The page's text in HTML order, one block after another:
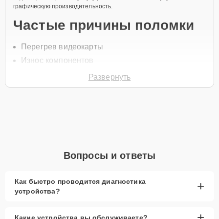
графическую производительность.
Частые причины поломки
Перегрев видеокарты
Износ компонентов
Механические повреждения
Конфликт с драйверами
Главные особенности
сервиса
Развернуть
Вопросы и ответы
Как быстро проводится диагностика
устройства?
+
Какие устройства вы обслуживаете?